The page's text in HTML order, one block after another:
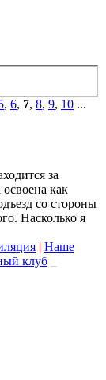
, 6, 7, 8, 9, 10 ...
за
как
со стороны
Насколько я
| Наше
клуб